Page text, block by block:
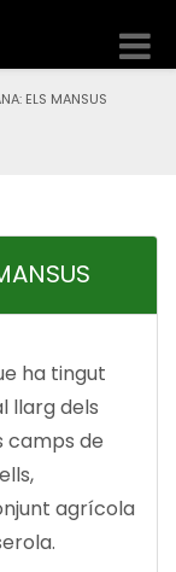
ELS MANSUS
ha tingut
llarg dels
camps de
agrícola